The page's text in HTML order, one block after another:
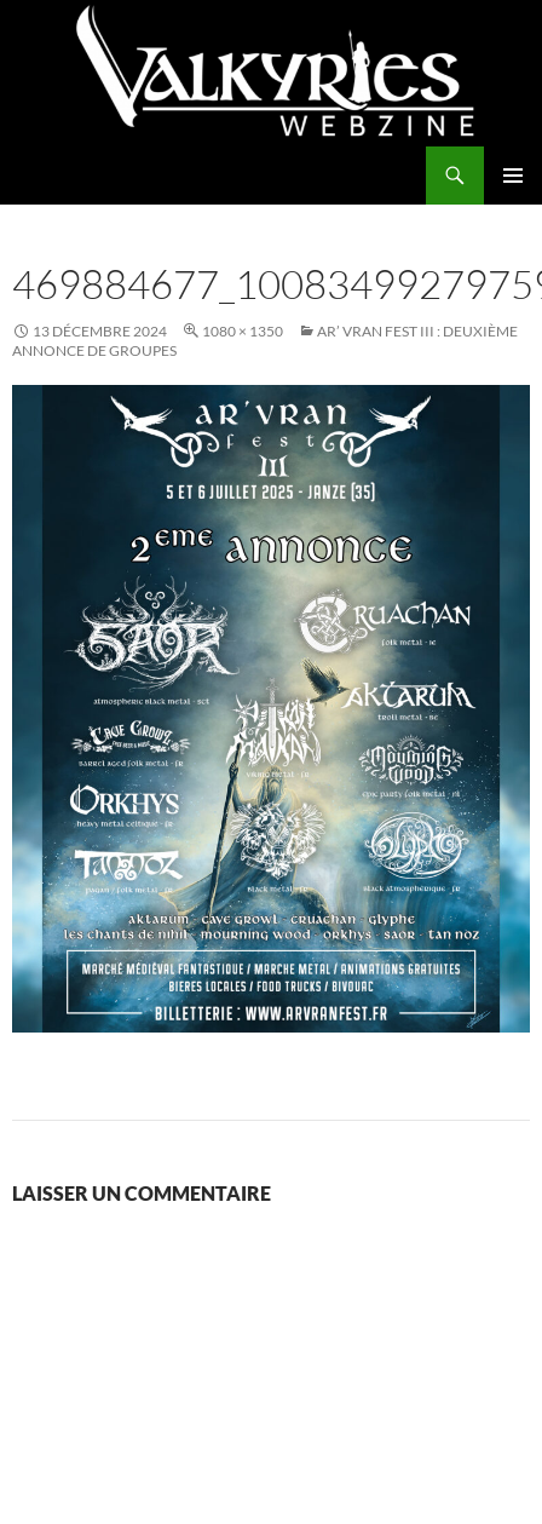
13 DÉCEMBRE 2024 1080 × 1350
AR’ VRAN FEST III : DEUXIÈME
ANNONCE DE GROUPES
LAISSER UN COMMENTAIRE